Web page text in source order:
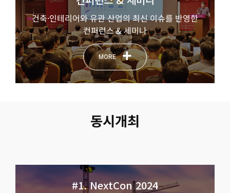
건축·인테리어와 유관 산업의 최신 이슈를 반영한
컨퍼런스 & 세미나
MORE
동시개최
#1. NextCon 2024